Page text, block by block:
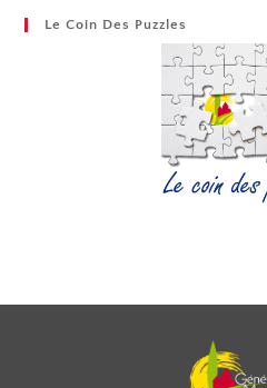
Le Coin Des Puzzles